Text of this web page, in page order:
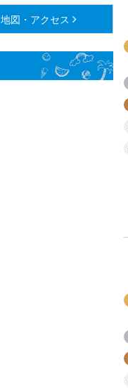
地図・アクセス